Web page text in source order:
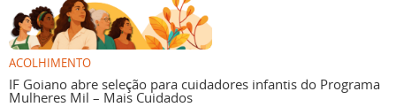
ACOLHIMENTO
IF Goiano abre seleção para cuidadores infantis do Programa
Mulheres Mil – Mais Cuidados